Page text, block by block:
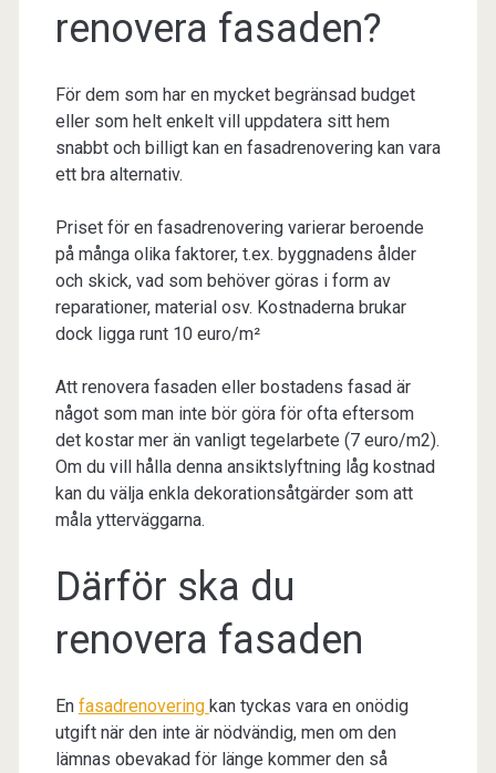
renovera fasaden?
För dem som har en mycket begränsad budget
eller som helt enkelt vill uppdatera sitt hem
snabbt och billigt kan en fasadrenovering kan vara
ett bra alternativ.
Priset för en fasadrenovering varierar beroende
på många olika faktorer, t.ex. byggnadens ålder
och skick, vad som behöver göras i form av
reparationer, material osv. Kostnaderna brukar
dock ligga runt 10 euro/m²
Att renovera fasaden eller bostadens fasad är
något som man inte bör göra för ofta eftersom
det kostar mer än vanligt tegelarbete (7 euro/m2).
Om du vill hålla denna ansiktslyftning låg kostnad
kan du välja enkla dekorationsåtgärder som att
måla ytterväggarna.
Därför ska du
renovera fasaden
En fasadrenovering kan tyckas vara en onödig
utgift när den inte är nödvändig, men om den
lämnas obevakad för länge kommer den så